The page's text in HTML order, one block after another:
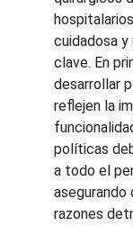
cuidadosa
clave. En
desarrollar
reflejen la
políticas
a todo el
asegurando
razones